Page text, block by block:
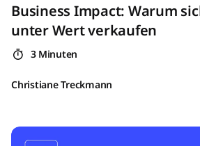
Business Impact: Warum
unter Wert verkaufen
3 Minuten
Christiane Treckmann